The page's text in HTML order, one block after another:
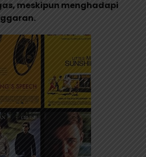
meskipun menghadapi